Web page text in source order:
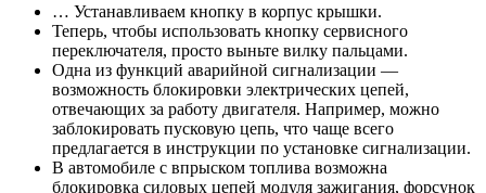
… Устанавливаем кнопку в корпус крышки.
Теперь, чтобы использовать кнопку сервисного
переключателя, просто выньте вилку пальцами.
Одна из функций аварийной сигнализации —
возможность блокировки электрических цепей,
отвечающих за работу двигателя. Например, можно
заблокировать пусковую цепь, что чаще всего
предлагается в инструкции по установке сигнализации.
В автомобиле с впрыском топлива возможна
блокировка силовых цепей модуля зажигания, форсунок